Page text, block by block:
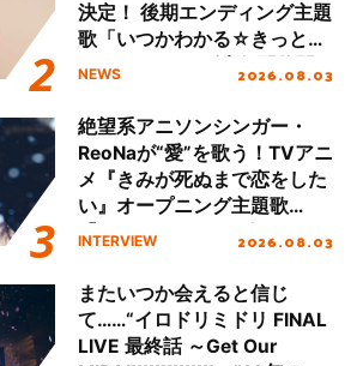
決定！ 後期エンディング主題
歌「いつかわかる☆きっとあ
える」TVサイズ先行配信開
NEWS 2026.08.03
絶望系アニソンシンガー・
ReoNaが“愛”を歌う！TVアニ
メ『きみが死ぬまで恋をした
い』オープニング主題歌
「Amore」インタビュー
INTERVIEW 2026.08.03
またいつか会えると信じ
て……“イロドリミドリ FINAL
LIVE 最終話 ～Get Our